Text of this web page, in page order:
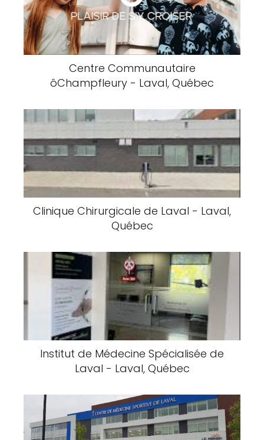
Centre Communautaire
ôChampfleury - Laval, Québec
Clinique Chirurgicale de Laval - Laval,
Québec
Institut de Médecine Spécialisée de
Laval - Laval, Québec